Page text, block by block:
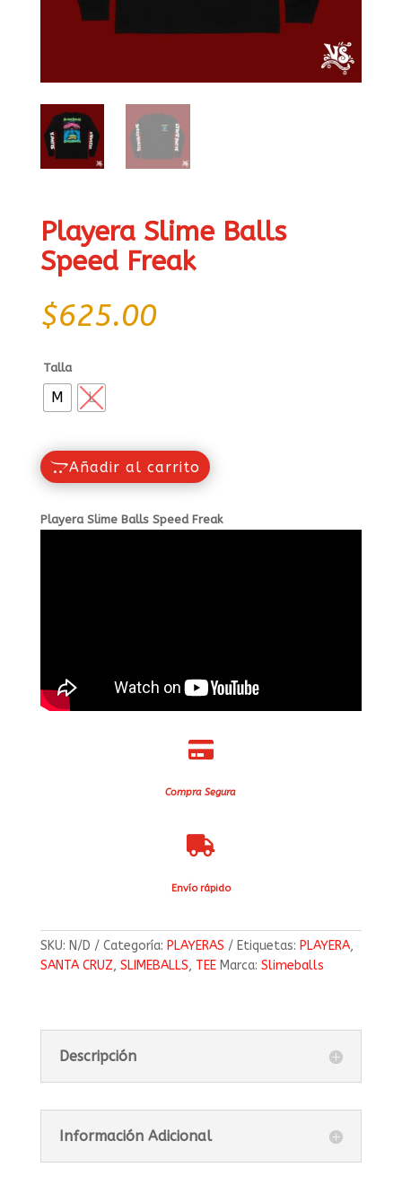
Playera Slime Balls
Speed Freak
$625.00
Talla
M L
Añadir al carrito
Playera Slime Balls Speed Freak

Compra Segura

Envío rápido
SKU: N/D Categoría: PLAYERAS Etiquetas: PLAYERA,
SANTA CRUZ, SLIMEBALLS, TEE Marca: Slimeballs
Descripción
Información Adicional